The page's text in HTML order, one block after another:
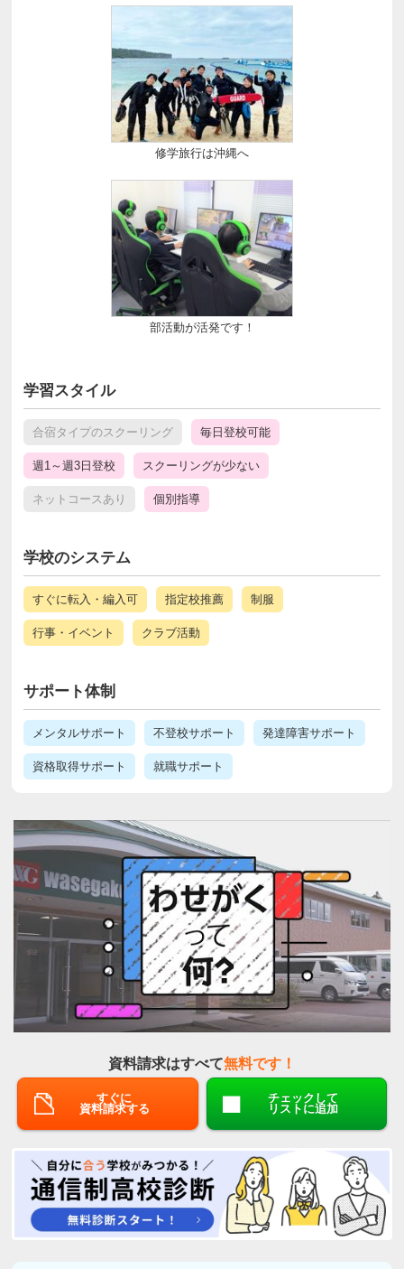
修学旅行は沖縄へ
部活動が活発です！
学習スタイル
合宿タイプのスクーリング 毎日登校可能
週1～週3日登校 スクーリングが少ない
ネットコースあり 個別指導
学校のシステム
すぐに転入・編入可 指定校推薦 制服
行事・イベント クラブ活動
サポート体制
メンタルサポート 不登校サポート 発達障害サポート
資格取得サポート 就職サポート
資料請求はすべて無料です！
すぐに
資料請求する
チェックして
リストに追加